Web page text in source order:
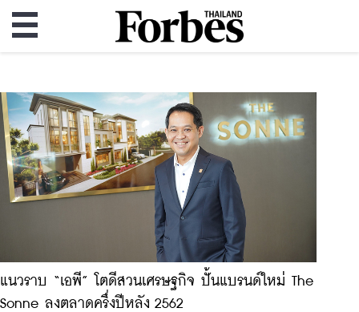
แนวราบ “เอพี” โตดีสวนเศรษฐกิจ ปั้นแบรนด์ใหม่ The
Sonne ลงตลาดครึ่งปีหลัง 2562